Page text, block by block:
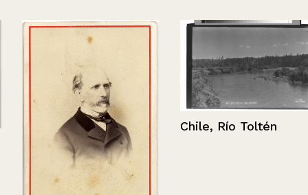
Chile, Río Toltén